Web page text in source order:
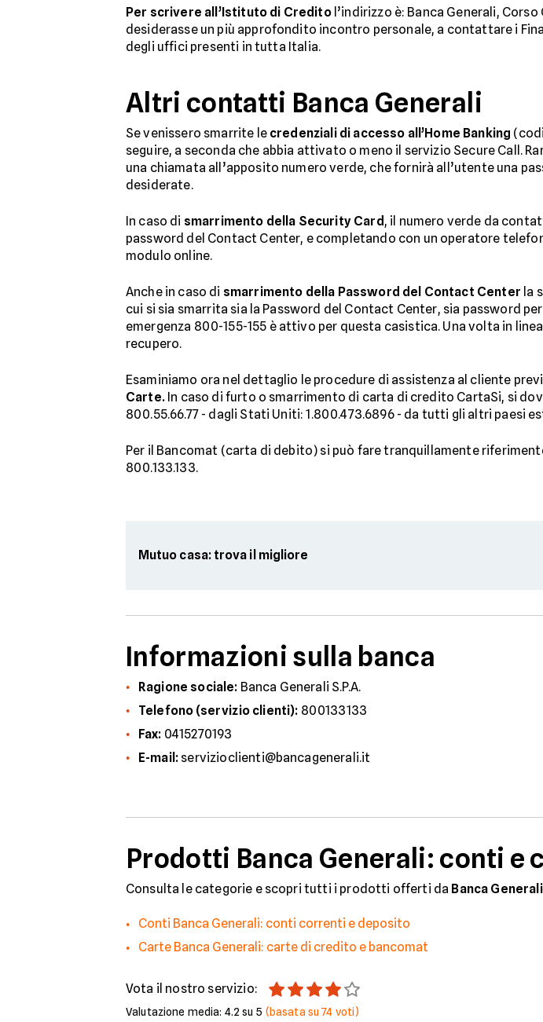
Per scrivere all’Istituto di Creditol’indirizzo è: Banca Generali,
desiderasse un più approfondito incontro personale, a contattare i
degli uffici presenti in tutta Italia.
Altri contatti Banca Generali
Se venissero smarrite le credenziali di accesso all’Home Banking
seguire, a seconda che abbia attivato o meno il servizio Secure Call.
una chiamata all’apposito numero verde, che fornirà all’utente una
desiderate.
In caso di smarrimento della Security Card , il numero verde da
password del Contact Center, e completando con un operatore
modulo online.
Anche in caso di smarrimento della Password del Contact Center la
cui si sia smarrita sia la Password del Contact Center, sia password
emergenza 800-155-155 è attivo per questa casistica. Una volta in
recupero.
Esaminiamo ora nel dettaglio le procedure di assistenza al cliente
Carte.In caso di furto o smarrimento di carta di credito CartaSi, si
800.55.66.77 - dagli Stati Uniti: 1.800.473.6896 - da tutti gli altri paesi
Per il Bancomat (carta di debito) si può fare tranquillamente
800.133.133.
Mutuo casa: trova il migliore
Informazioni sulla banca
Ragione sociale: Banca Generali S.P.A.
Telefono (servizio clienti): 800133133
Fax: 0415270193
E-mail: servizioclienti@bancagenerali.it
Prodotti Banca Generali: conti e
Consulta le categorie e scopri tutti i prodotti offerti da Banca
Conti Banca Generali: conti correnti e deposito
Carte Banca Generali: carte di credito e bancomat
Vota il nostro servizio:
Valutazione media: 4.2 su 5 (basata su74 voti)